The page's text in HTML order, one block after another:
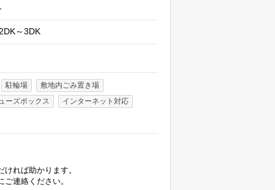
～3DK
駐輪場
敷地内ごみ置き場
ーズボックス
インターネット対応
れば助かります。
連絡ください。